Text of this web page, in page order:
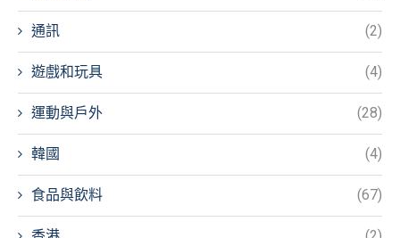
通訊 (2)
遊戲和玩具 (4)
運動與戶外 (28)
韓國 (4)
食品與飲料 (67)